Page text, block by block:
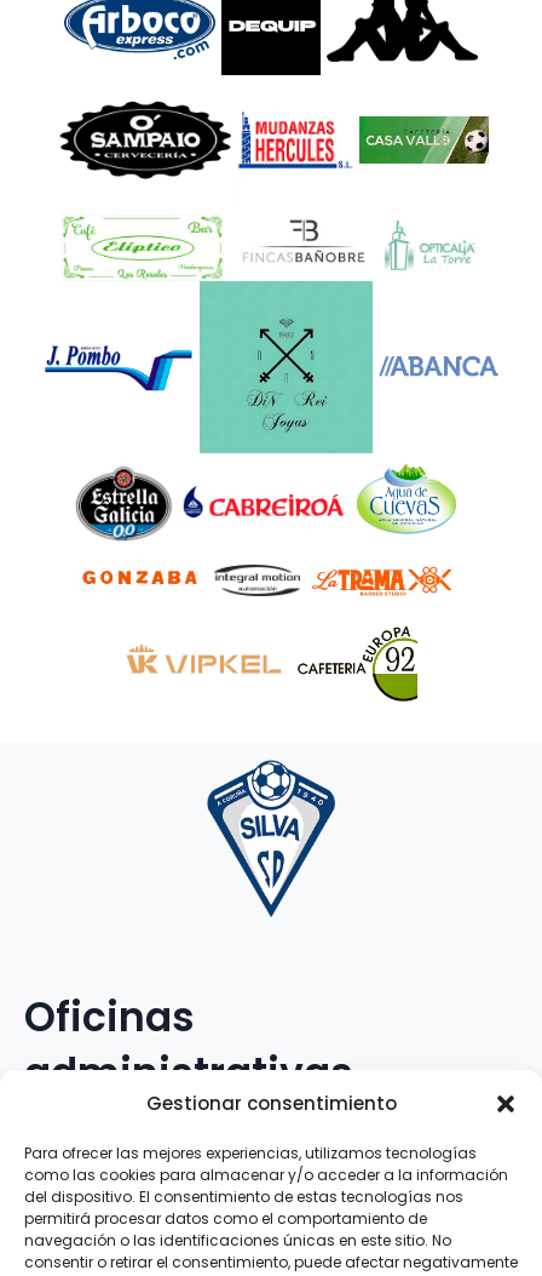
Gestionar consentimiento
Para ofrecer las mejores experiencias, utilizamos tecnologías
como las cookies para almacenar y/o acceder a la información
del dispositivo. El consentimiento de estas tecnologías nos
permitirá procesar datos como el comportamiento de
navegación o las identificaciones únicas en este sitio. No
consentir o retirar el consentimiento, puede afectar negativamente
Oficinas
administrativas
Avenida Galileo Galilei, 12
15.008 · A Coruña · España
Teléfono:881.069.303